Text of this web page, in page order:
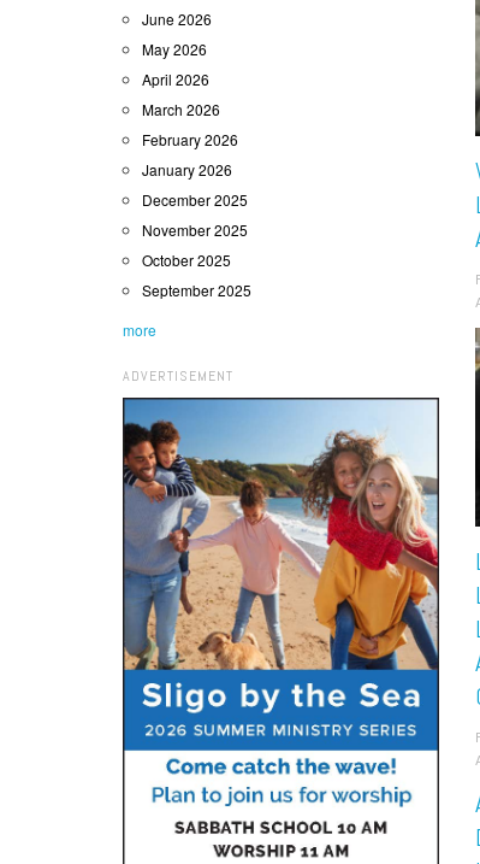
June 2026
May 2026
April 2026
March 2026
February 2026
January 2026
December 2025
November 2025
October 2025
September 2025
more
ADVERTISEMENT